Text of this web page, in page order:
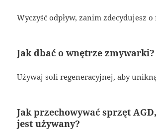
Wyczyść odpływ, zanim zdecydujesz
Jak dbać o wnętrze zmywarki?
Używaj soli regeneracyjnej, aby
Jak przechowywać sprzęt
jest używany?